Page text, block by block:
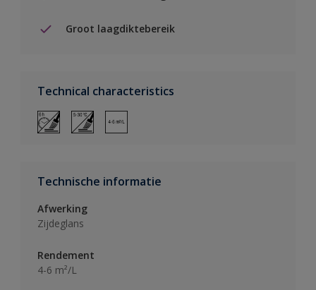
Groot laagdiktebereik
Technical characteristics
Technische informatie
Afwerking
Zijdeglans
Rendement
4-6 m²/L